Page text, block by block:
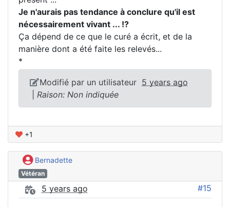
Je n'aurais pas tendance à conclure qu'il est
nécessairement vivant ... !?
Ça dépend de ce que le curé a écrit, et de la
manière dont a été faite les relevés...
*
Modifié par un utilisateur 5 years ago
Raison: Non indiquée
+1
Bernadette
Vétéran
5 years ago #15